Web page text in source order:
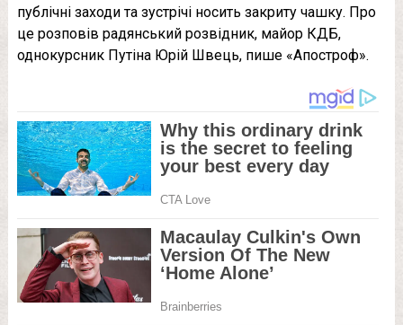
публічні заходи та зустрічі носить закриту чашку. Про
це розповів радянський розвідник, майор КДБ,
однокурсник Путіна Юрій Швець, пише «Апостроф».